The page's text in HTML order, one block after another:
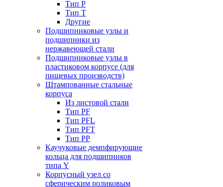
Тип P
Тип T
Другие
Подшипниковые узлы и
подшипники из
нержавеющей стали
Подшипниковые узлы в
пластиковом корпусе (для
пищевых производств)
Штампованные стальные
корпуса
Из листовой стали
Тип PF
Тип PFL
Тип PFT
Тип PP
Каучуковые демпфирующие
кольца для подшипников
типа Y
Корпусный узел со
сферическим роликовым